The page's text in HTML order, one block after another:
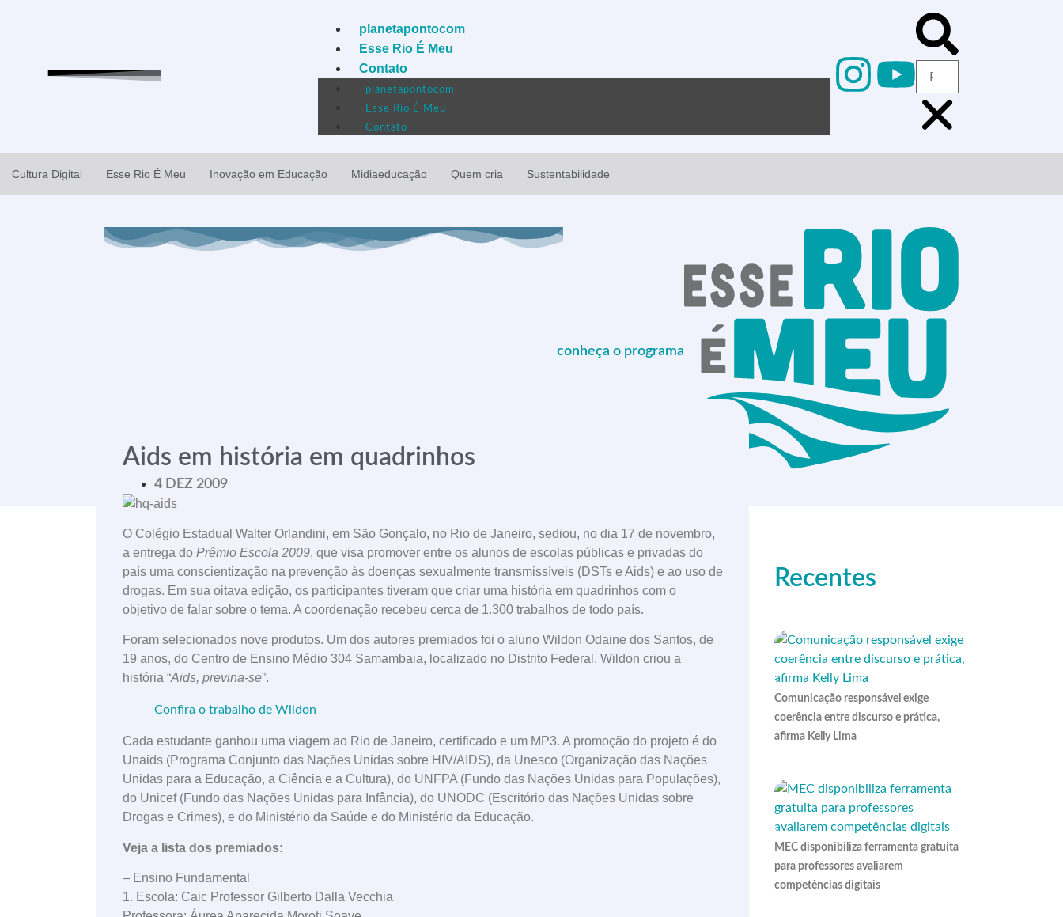
planetapontocom
Esse Rio É Meu
Contato
planetapontocom
Esse Rio É Meu
Contato
Cultura Digital Esse Rio É Meu Inovação em Educação Midiaeducação Quem cria Sustentabilidade
conheça o programa
Aids em história em quadrinhos
4 DEZ 2009
O Colégio Estadual Walter Orlandini, em São Gonçalo, no Rio de Janeiro, sediou, no dia 17 de novembro,
a entrega do Prêmio Escola 2009, que visa promover entre os alunos de escolas públicas e privadas do
país uma conscientização na prevenção às doenças sexualmente transmissíveis (DSTs e Aids) e ao uso de
drogas. Em sua oitava edição, os participantes tiveram que criar uma história em quadrinhos com o
objetivo de falar sobre o tema. A coordenação recebeu cerca de 1.300 trabalhos de todo país.
Foram selecionados nove produtos. Um dos autores premiados foi o aluno Wildon Odaine dos Santos, de
19 anos, do Centro de Ensino Médio 304 Samambaia, localizado no Distrito Federal. Wildon criou a
história “Aids, previna-se”.
Confira o trabalho de Wildon
Cada estudante ganhou uma viagem ao Rio de Janeiro, certificado e um MP3. A promoção do projeto é do
Unaids (Programa Conjunto das Nações Unidas sobre HIV/AIDS), da Unesco (Organização das Nações
Unidas para a Educação, a Ciência e a Cultura), do UNFPA (Fundo das Nações Unidas para Populações),
do Unicef (Fundo das Nações Unidas para Infância), do UNODC (Escritório das Nações Unidas sobre
Drogas e Crimes), e do Ministério da Saúde e do Ministério da Educação.
Veja a lista dos premiados:
– Ensino Fundamental
1. Escola: Caic Professor Gilberto Dalla Vecchia
Recentes
Comunicação responsável exige
coerência entre discurso e prática,
afirma Kelly Lima
MEC disponibiliza ferramenta gratuita
para professores avaliarem
competências digitais